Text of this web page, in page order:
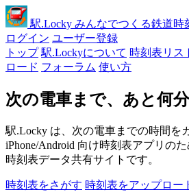
駅.Locky みんなでつくる鉄道時
ログイン ユーザー登録
トップ 駅.Lockyについて 時刻表リス
ロード フォーラム 使い方
次の電車まで、あと何
駅.Locky は、次の電車までの時間を
iPhone/Android 向け時刻表アプリの
時刻表データ共有サイトです。
時刻表をさがす 時刻表をアップロー